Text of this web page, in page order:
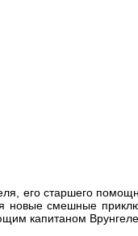
его старшего
новые смешные
капитаном